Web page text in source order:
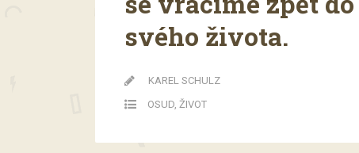
svého života.
KAREL SCHULZ
OSUD ŽIVOT